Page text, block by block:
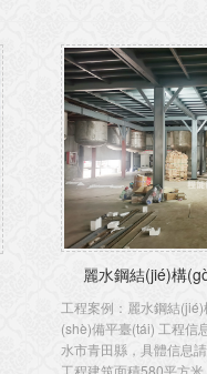
麗水鋼結(jié)構
工程案例：麗水鋼結
(shè)備平臺(tái) 工程信
水市青田縣，具體信